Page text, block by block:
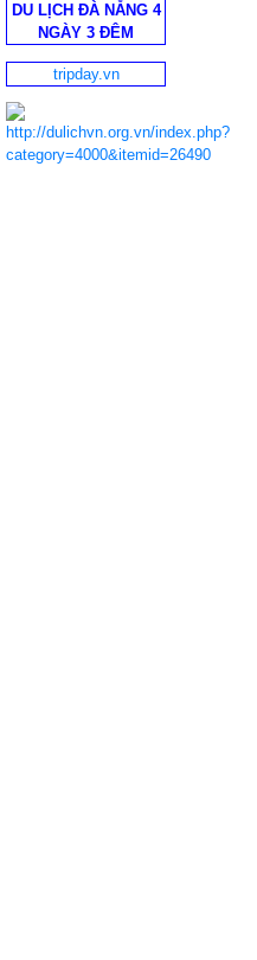
DU LỊCH ĐÀ NẴNG 4
NGÀY 3 ĐÊM
tripday.vn